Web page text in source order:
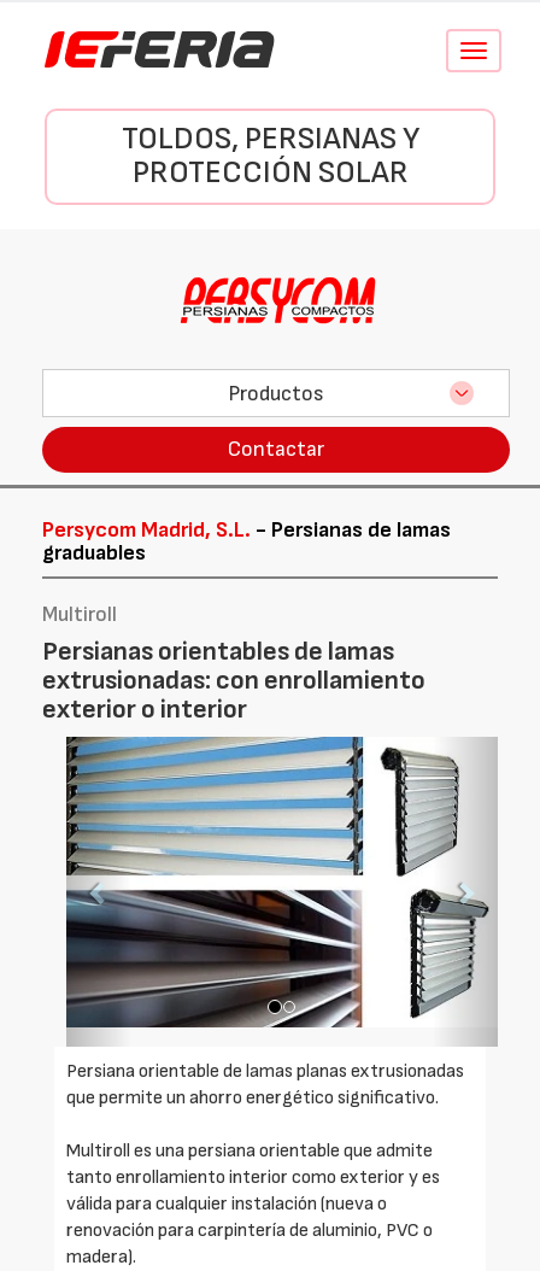
Conmutar
TOLDOS, PERSIANAS Y
PROTECCIÓN SOLAR
Productos
Contactar
Persycom Madrid, S.L. - Persianas de lamas
graduables
Multiroll
Persianas orientables de lamas
extrusionadas: con enrollamiento
exterior o interior
Foto
Anterior
Persiana orientable de lamas planas extrusionadas
que permite un ahorro energético significativo.
Multiroll es una persiana orientable que admite
tanto enrollamiento interior como exterior y es
válida para cualquier instalación (nueva o
renovación para carpintería de aluminio, PVC o
madera).